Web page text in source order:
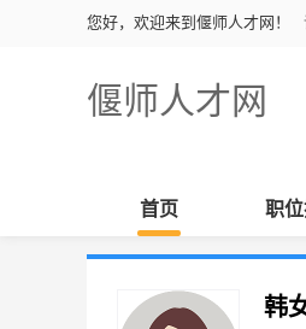
您好，欢迎来到偃师人才网！
偃师人才网
首页 职
韩